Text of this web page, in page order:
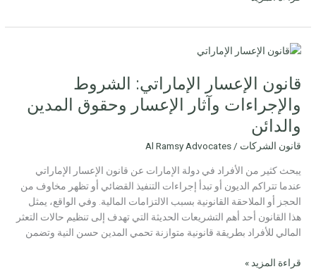
قانون الإعسار الإماراتي: الشروط
والإجراءات وآثار الإعسار وحقوق المدين
والدائن
قانون الشركات /
Al Ramsy Advocates
يبحث كثير من الأفراد في دولة الإمارات عن قانون الإعسار الإماراتي
عندما تتراكم الديون أو تبدأ إجراءات التنفيذ القضائي أو تظهر مخاوف من
الحجز أو الملاحقة القانونية بسبب الالتزامات المالية. وفي الواقع، يمثل
هذا القانون أحد أهم التشريعات الحديثة التي تهدف إلى تنظيم حالات التعثر
المالي للأفراد بطريقة قانونية متوازنة تحمي المدين حسن النية وتضمن
قانون
الإماراتي:
الشروط
والإجراءات
وآثار
الإعسار
المدين
والدائن
قراءة المزيد »